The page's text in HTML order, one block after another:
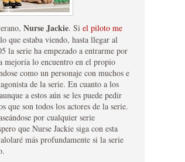
España
de las
Nurse Jackie. Si el piloto me
que estaba viendo, hasta llegar al
la serie ha empezado a entrarme por
mejoría lo encuentro en el propio
como un personaje con muchos e
de la serie. En cuanto a los
a estos aún se les puede pedir
que son todos los actores de la serie.
por cualquier serie
que Nurse Jackie siga con esta
más profundamente si la serie